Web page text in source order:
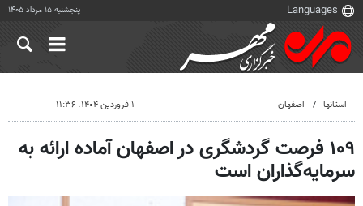
پنجشنبه ۱۵ مرداد ۱۴۰۵
استانها اصفهان ۱ فروردین ۱۴۰۴، ۱۱:۳۶
۱۰۹ فرصت گردشگری در اصفهان آماده ارائه به
سرمایه‌گذاران است